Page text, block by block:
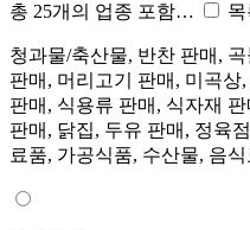
총 25개의 업종 포함…
목
청과물/축산물, 반찬 판매,
판매, 머리고기 판매, 미곡상
판매, 식용류 판매, 식자재
판매, 닭집, 두유 판매, 정육
료품, 가공식품, 수산물, 음